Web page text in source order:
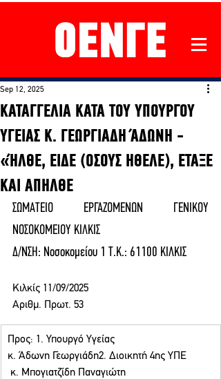
KATAΓΓΕΛΙΑ ΚΑΤΑ ΤΟΥ ΥΠΟΥΡΓΟΥ
ΥΓΕΙΑΣ Κ. ΓΕΩΡΓΙΑΔΗ ΆΔΩΝΗ -
«ΉΛΘΕ, ΕΙΔΕ (ΟΣΟΥΣ ΗΘΕΛΕ), ΕΤΑΞΕ
ΚΑΙ ΑΠΗΛΘΕ
Sep 12, 2025
ΣΩΜΑΤΕΙΟ ΕΡΓΑΖΟΜΕΝΩΝ ΓΕΝΙΚΟΥ
ΝΟΣΟΚΟΜΕΙΟΥ ΚΙΛΚΙΣ
Δ/ΝΣΗ: Νοσοκομείου 1 Τ.Κ.: 61100 ΚΙΛΚΙΣ
Κιλκίς 11/09/2025
Αριθμ. Πρωτ. 53
Προς: 1. Υπουργό Υγείας
κ. Άδωνη Γεωργιάδη2. Διοικητή 4ης ΥΠΕ
κ. Μπογιατζίδη Παναγιώτη